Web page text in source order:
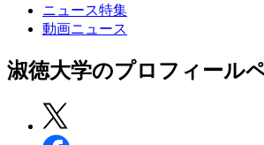
ニュース特集
動画ニュース
淑徳大学のプロフィール